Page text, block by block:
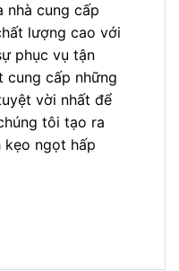
nhà cung cấp
lượng cao với
phục vụ tận
cung cấp những
vời nhất để
tôi tạo ra
kẹo ngọt hấp